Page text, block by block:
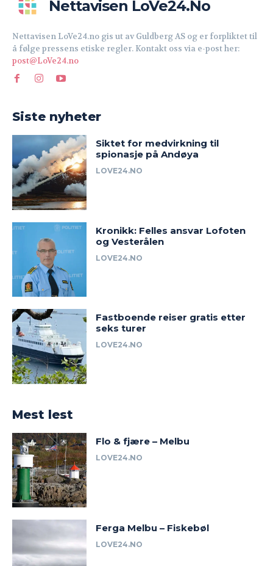
Nettavisen LoVe24.no
Nettavisen LoVe24.no gis ut av Guldberg AS og er forpliktet til
å følge pressens etiske regler. Kontakt oss via e-post her:
post@LoVe24.no
Siste nyheter
Siktet for medvirkning til
spionasje på Andøya
LOVE24.NO
Kronikk: Felles ansvar Lofoten
og Vesterålen
LOVE24.NO
Fastboende reiser gratis etter
seks turer
LOVE24.NO
Mest lest
Flo & fjære – Melbu
LOVE24.NO
Ferga Melbu – Fiskebøl
LOVE24.NO